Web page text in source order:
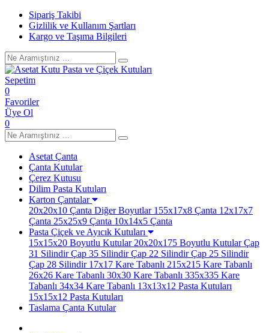
Sipariş Takibi
Gizlilik ve Kullanım Şartları
Kargo ve Taşıma Bilgileri
Sepetim
0
Favoriler
Üye Ol
0
Asetat Çanta
Çanta Kutular
Çerez Kutusu
Dilim Pasta Kutuları
Karton Çantalar
20x20x10 Çanta Diğer Boyutlar155x17x8 Çanta 12x17x7
Çanta 25x25x9 Çanta 10x14x5 Çanta
Pasta Çiçek ve Ayıcık Kutuları
15x15x20 Boyutlu Kutular20x20x175 Boyutlu KutularÇap
31 SilindirÇap 35 SilindirÇap 22 SilindirÇap 25 Silindir
Çap 28 Silindir17x17 Kare Tabanlı 215x215 Kare Tabanlı
26x26 Kare Tabanlı 30x30 Kare Tabanlı 335x335 Kare
Tabanlı 34x34 Kare Tabanlı 13x13x12 Pasta Kutuları
15x15x12 Pasta Kutuları
Taslama Çanta Kutular